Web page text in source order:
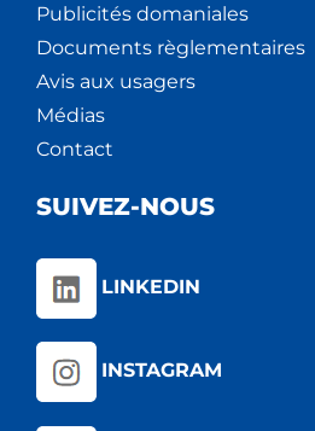
Publicités domaniales
Documents règlementaires
Avis aux usagers
Médias
Contact
SUIVEZ-NOUS
LINKEDIN
INSTAGRAM